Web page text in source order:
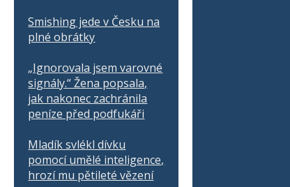
Smishing jede v Česku na
plné obrátky
„Ignorovala jsem varovné
signály.“ Žena popsala,
jak nakonec zachránila
peníze před podfukáři
Mladík svlékl dívku
pomocí umělé inteligence,
hrozí mu pětileté vězení